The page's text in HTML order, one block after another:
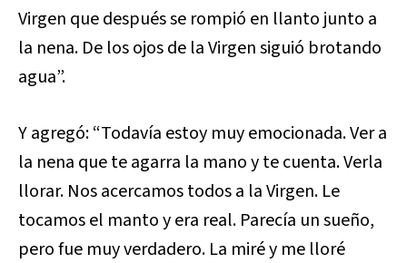
Virgen que después se rompió en llanto junto a
la nena. De los ojos de la Virgen siguió brotando
agua”.
Y agregó: “Todavía estoy muy emocionada. Ver a
la nena que te agarra la mano y te cuenta. Verla
llorar. Nos acercamos todos a la Virgen. Le
tocamos el manto y era real. Parecía un sueño,
pero fue muy verdadero. La miré y me lloré